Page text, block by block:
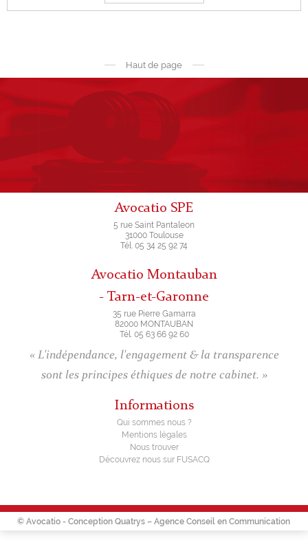
Haut de page
Avocatio SPE
5 rue Saint Pantaleon
31000 Toulouse
Tél. 05 34 25 92 74
Avocatio Montauban
- Tarn-et-Garonne
35 rue Pierre Gamarra
82000 MONTAUBAN
Tél. 05 63 66 92 60
« L'indépendance, l'engagement & la transparence
sont les principes éthiques de notre cabinet. »
Informations
Qui sommes nous ?
Mentions légales
Nous trouver
Découvrez nous sur FUSACQ
© Avocatio - ConceptionQuatrys – Agence Conseil en Communication